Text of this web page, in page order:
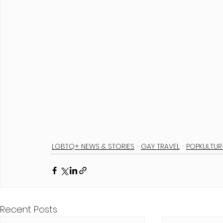
LGBTQ+ NEWS & STORIES GAY TRAVEL
Recent Posts